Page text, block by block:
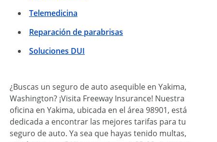
Telemedicina
Reparación de parabrisas
Soluciones DUI
¿Buscas un seguro de auto asequible en Yakima,
Washington? ¡Visita Freeway Insurance! Nuestra
oficina en Yakima, ubicada en el área 98901, está
dedicada a encontrar las mejores tarifas para tu
seguro de auto. Ya sea que hayas tenido multas,